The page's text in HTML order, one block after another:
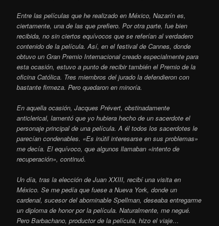
Entre las películas que he realizado en México, Nazarín es,
ciertamente, una de las que prefiero. Por otra parte, fue bien
recibida, no sin ciertos equívocos que se referían al verdadero
contenido de la película. Así, en el festival de Cannes, donde
obtuvo un Gran Premio Internacional creado especialmente para
esta ocasión, estuvo a punto de recibir también el Premio de la
oficina Católica. Tres miembros del jurado la defendieron con
bastante firmeza. Pero quedaron en minoría.
En aquella ocasión, Jacques Prévert, obstinadamente
anticlerical, lamentó que yo hubiera hecho de un sacerdote el
personaje principal de una película. A él todos los sacerdotes le
parecían condenables. «Es inútil interesarse en sus problemas»
me decía. El equívoco, que algunos llamaban «intento de
recuperación», continuó.
Un día, tras la elección de Juan XXIII, recibí una visita en
México. Se me pedía que fuese a Nueva York, donde un
cardenal, sucesor del abominable Spellman, deseaba entregarme
un diploma de honor por la película. Naturalmente, me negué.
Pero Barbachano, productor de la película, hizo el viaje…